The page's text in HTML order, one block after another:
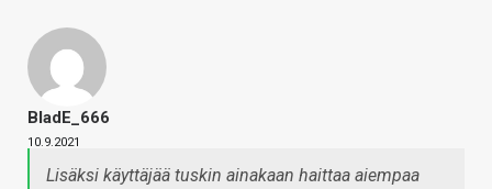
BladE_666
10.9.2021
Lisäksi käyttäjää tuskin ainakaan haittaa aiempaa